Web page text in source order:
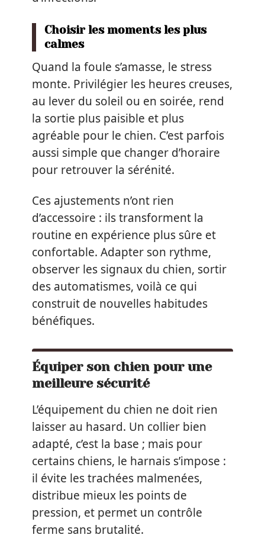
Choisir les moments les plus
calmes
Quand la foule s’amasse, le stress
monte. Privilégier les heures creuses,
au lever du soleil ou en soirée, rend
la sortie plus paisible et plus
agréable pour le chien. C’est parfois
aussi simple que changer d’horaire
pour retrouver la sérénité.
Ces ajustements n’ont rien
d’accessoire : ils transforment la
routine en expérience plus sûre et
confortable. Adapter son rythme,
observer les signaux du chien, sortir
des automatismes, voilà ce qui
construit de nouvelles habitudes
bénéfiques.
Équiper son chien pour une
meilleure sécurité
L’équipement du chien ne doit rien
laisser au hasard. Un collier bien
adapté, c’est la base ; mais pour
certains chiens, le harnais s’impose :
il évite les trachées malmenées,
distribue mieux les points de
pression, et permet un contrôle
ferme sans brutalité.